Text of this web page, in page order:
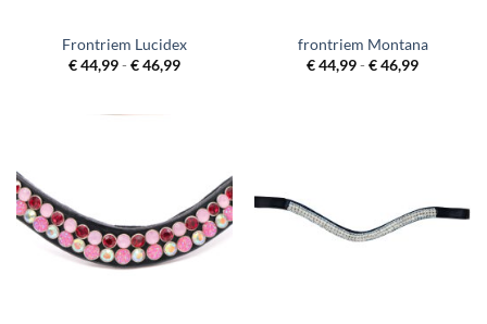
Frontriem Lucidex
€ 44,99 € 46,99Prijsklasse:
€ 44,99
frontriem Montana
€ 44,99 € 46,99
€ 44,99